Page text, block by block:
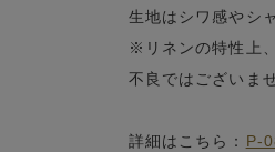
生地はシワ感やシ
※リネンの特性上
不良ではございま
詳細はこちら： P-